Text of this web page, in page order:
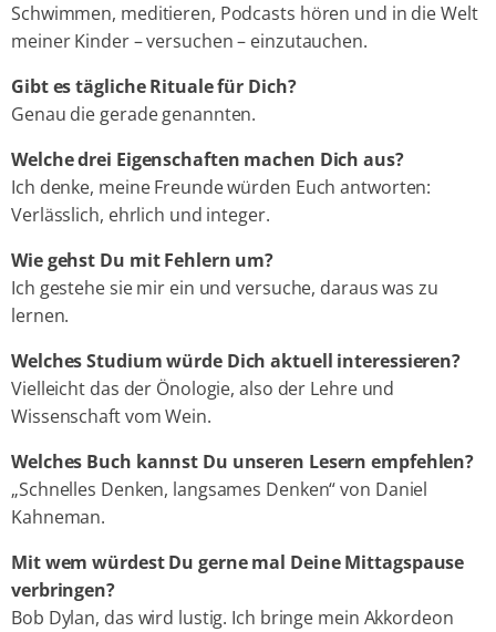
Schwimmen, meditieren, Podcasts hören und in die Welt
meiner Kinder – versuchen – einzutauchen.
Gibt es tägliche Rituale für Dich?
Genau die gerade genannten.
Welche drei Eigenschaften machen Dich aus?
Ich denke, meine Freunde würden Euch antworten:
Verlässlich, ehrlich und integer.
Wie gehst Du mit Fehlern um?
Ich gestehe sie mir ein und versuche, daraus was zu
lernen.
Welches Studium würde Dich aktuell interessieren?
Vielleicht das der Önologie, also der Lehre und
Wissenschaft vom Wein.
Welches Buch kannst Du unseren Lesern empfehlen?
„Schnelles Denken, langsames Denken“ von Daniel
Kahneman.
Mit wem würdest Du gerne mal Deine Mittagspause
verbringen?
Bob Dylan, das wird lustig. Ich bringe mein Akkordeon